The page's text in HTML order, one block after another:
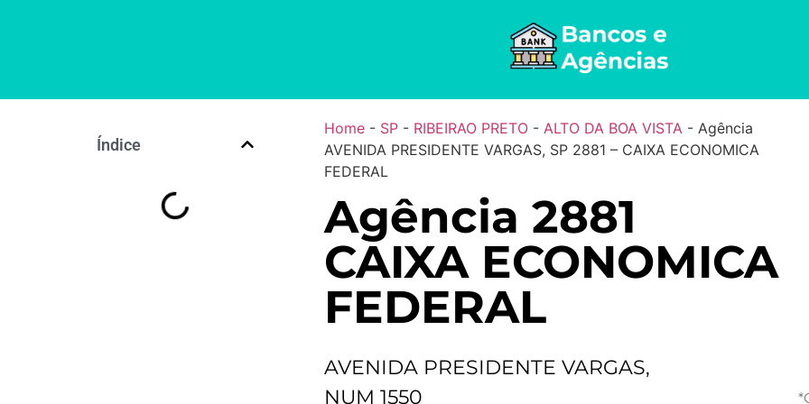
Índice
Home- SP- RIBEIRAO PRETO- ALTO DA BOA VISTA - Agência
AVENIDA PRESIDENTE VARGAS, SP 2881 – CAIXA ECONOMICA
FEDERAL
Agência 2881
CAIXA ECONOMICA
FEDERAL
AVENIDA PRESIDENTE VARGAS,
NUM 1550